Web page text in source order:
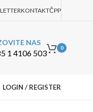
KONTAKTČPP
NAS
1 4106 503
0
LOGIN / REGISTER